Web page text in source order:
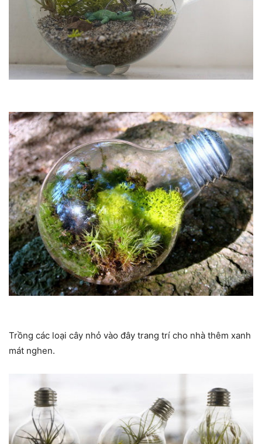
Trồng các loại cây nhỏ vào đây trang trí cho nhà thêm xanh
mát nghen.